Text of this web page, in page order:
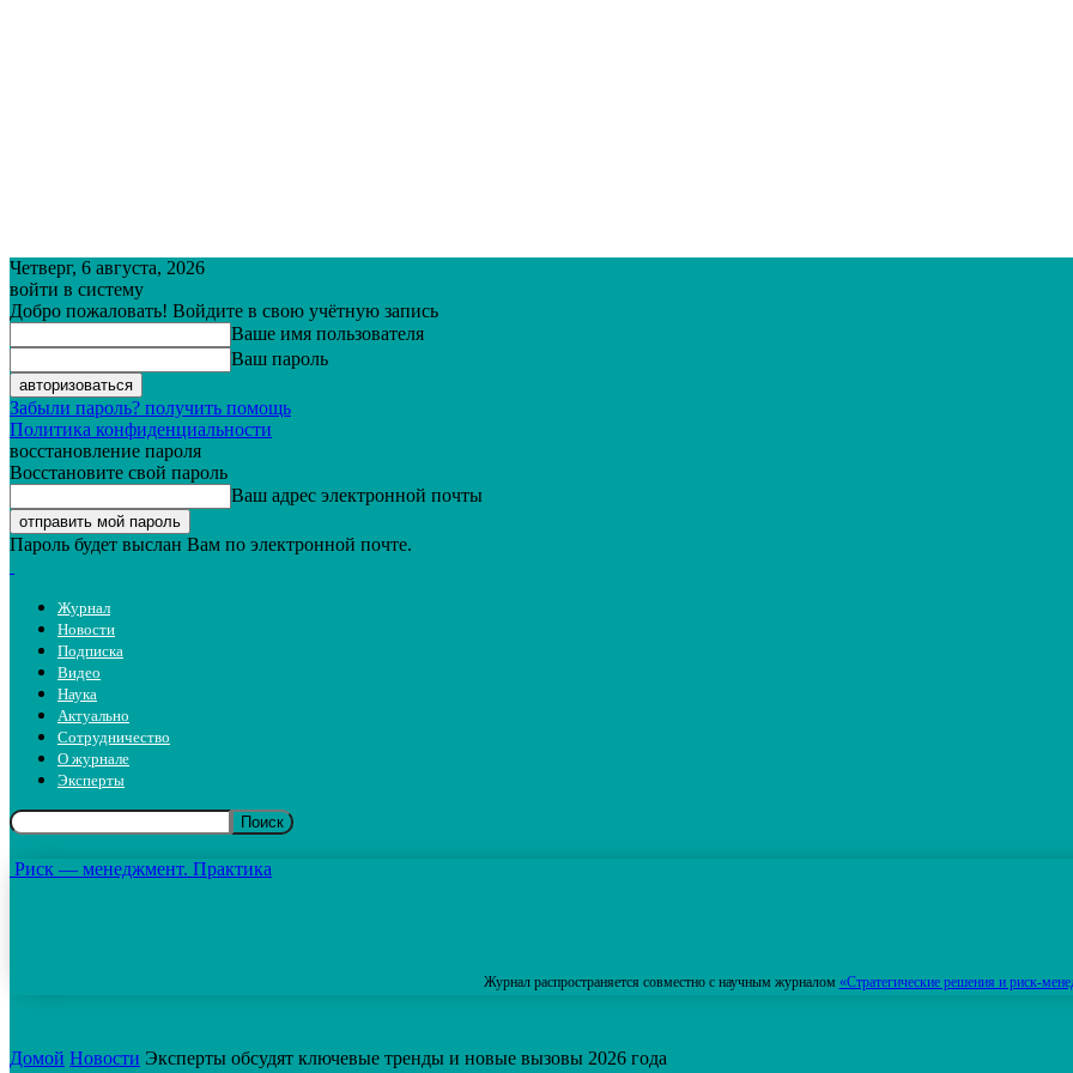
Четверг, 6 августа, 2026
войти в систему
Добро пожаловать! Войдите в свою учётную запись
Ваше имя пользователя
Ваш пароль
Забыли пароль? получить помощь
Политика конфиденциальности
восстановление пароля
Восстановите свой пароль
Ваш адрес электронной почты
Пароль будет выслан Вам по электронной почте.
Журнал
Новости
Подписка
Видео
Наука
Актуально
Сотрудничество
О журнале
Эксперты
Риск — менеджмент. Практика
Журнал распространяется совместно с научным журналом «Стратегические решения и риск-
Домой Новости Эксперты обсудят ключевые тренды и новые вызовы 2026 года